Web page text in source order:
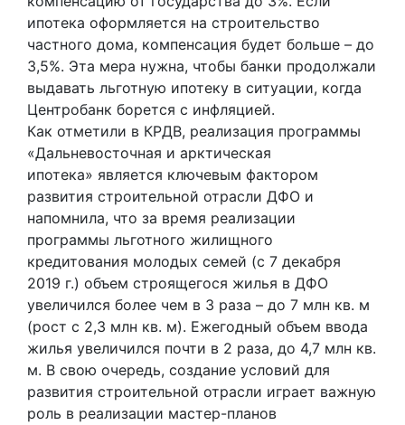
ипотека оформляется на строительство
частного дома, компенсация будет больше – до
3,5%. Эта мера нужна, чтобы банки продолжали
выдавать льготную ипотеку в ситуации, когда
Центробанк борется с инфляцией.
Как отметили в КРДВ, реализация программы
«Дальневосточная и арктическая
ипотека» является ключевым фактором
развития строительной отрасли ДФО и
напомнила, что за время реализации
программы льготного жилищного
кредитования молодых семей (c 7 декабря
2019 г.) объем строящегося жилья в ДФО
увеличился более чем в 3 раза – до 7 млн кв. м
(рост с 2,3 млн кв. м). Ежегодный объем ввода
жилья увеличился почти в 2 раза, до 4,7 млн кв.
м. В свою очередь, создание условий для
развития строительной отрасли играет важную
роль в реализации мастер-планов